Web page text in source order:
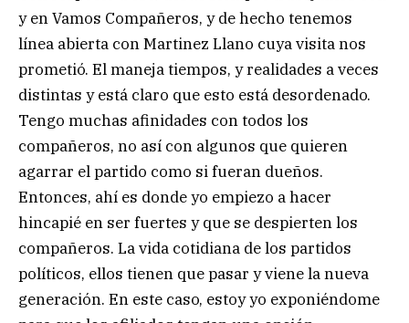
y en Vamos Compañeros, y de hecho tenemos
línea abierta con Martinez Llano cuya visita nos
prometió. El maneja tiempos, y realidades a veces
distintas y está claro que esto está desordenado.
Tengo muchas afinidades con todos los
compañeros, no así con algunos que quieren
agarrar el partido como si fueran dueños.
Entonces, ahí es donde yo empiezo a hacer
hincapié en ser fuertes y que se despierten los
compañeros. La vida cotidiana de los partidos
políticos, ellos tienen que pasar y viene la nueva
generación. En este caso, estoy yo exponiéndome